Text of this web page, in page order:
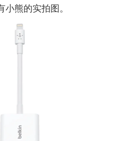
熊的实拍图。